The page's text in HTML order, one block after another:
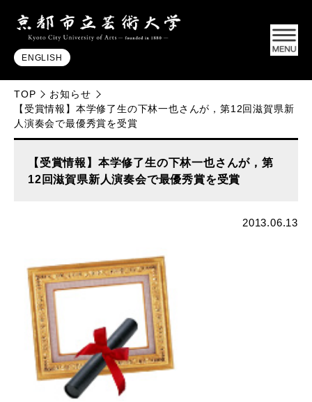
ENGLISH
TOP
お知らせ
【受賞情報】本学修了生の下林一也さんが，第12回滋賀県新
人演奏会で最優秀賞を受賞
【受賞情報】本学修了生の下林一也さんが，第
12回滋賀県新人演奏会で最優秀賞を受賞
2013.06.13